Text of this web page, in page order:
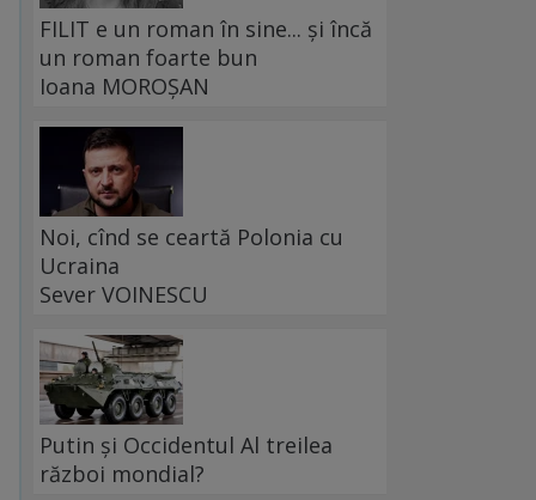
FILIT e un roman în sine... și încă
un roman foarte bun
Ioana MOROȘAN
Noi, cînd se ceartă Polonia cu
Ucraina
Sever VOINESCU
Putin și Occidentul Al treilea
război mondial?